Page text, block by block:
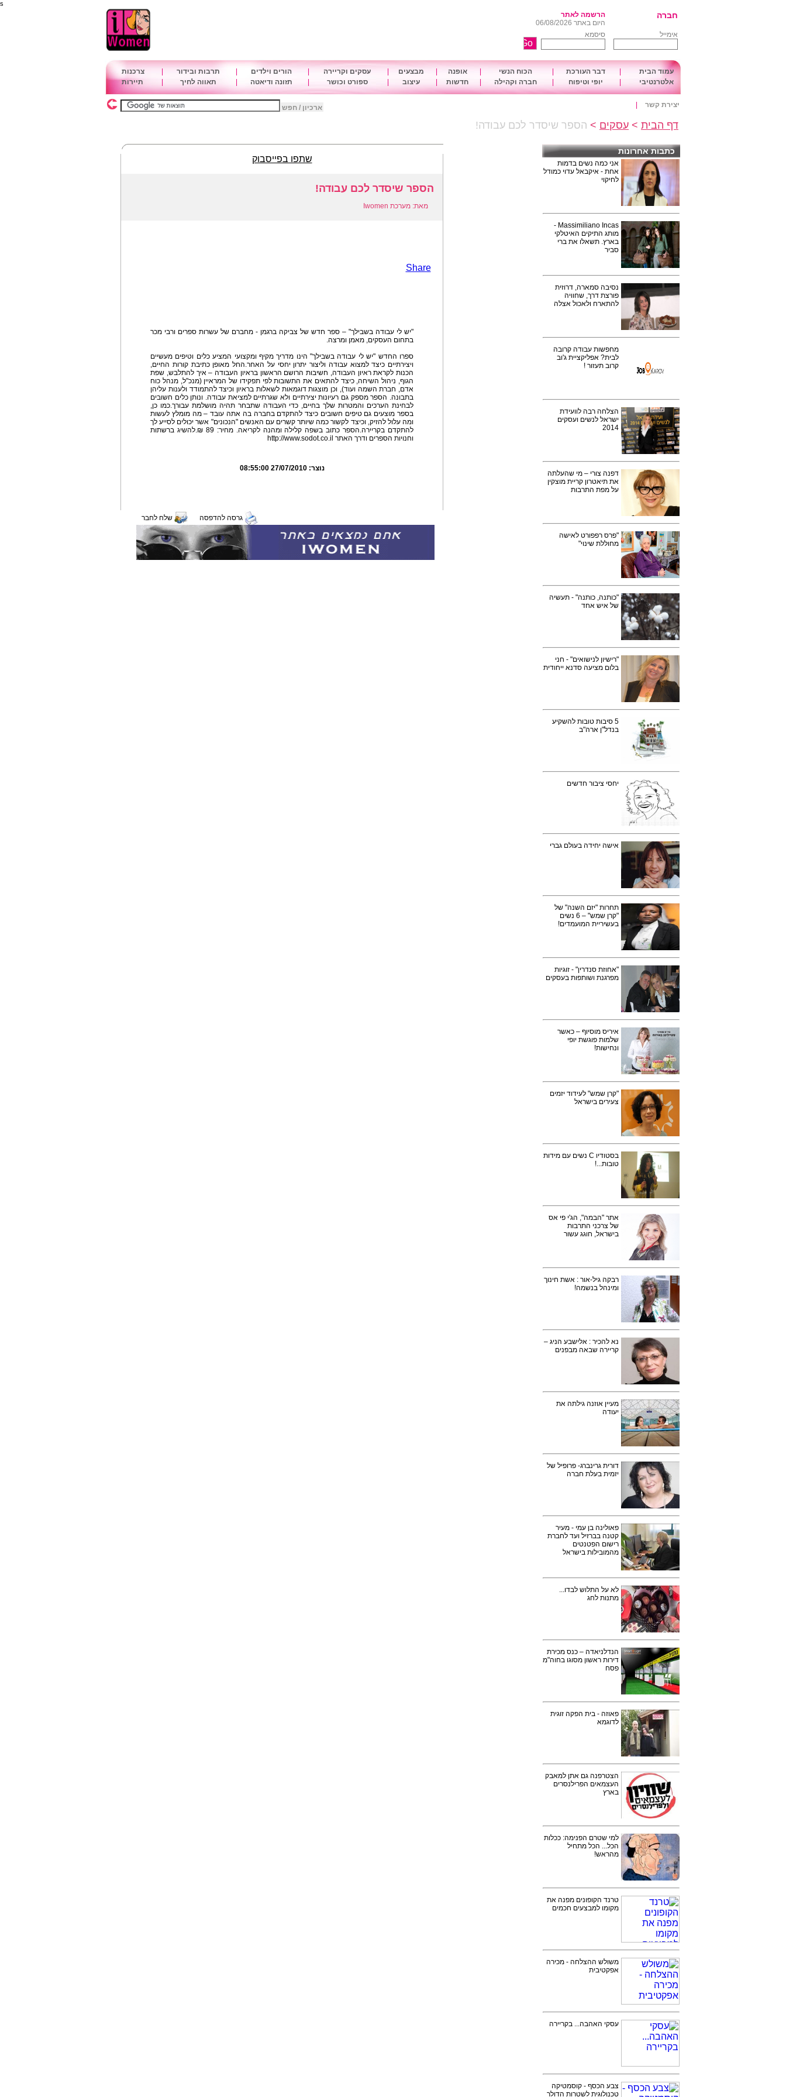
s
חברה
הרשמה לאתר
היום באתר 06/08/2026
אימייל
סיסמא
עמוד הבית דבר העורכת הכוח הנשי אופנה מבצעים עסקים וקריירה הורים וילדים תרבות ובידור
צרכנות
אלטרנטיבי
יופי וטיפוח חברה וקהילה חדשות עיצוב ספורט וכושר תזונה ודיאטה תאווה לחיך תיירות
יצירת קשר ארכיון / חפש
דף הבית > עסקים > הספר שיסדר לכם עבודה!
כתבות אחרונות
אני כמה נשים בדמות
אחת - איקבאל עדוי כמודל
לחיקוי
Massimiliano Incas -
מותג התיקים האיטלקי
בארץ. תשאלו את ברי
סביר
נסיבה סמארה, דרוזית
פורצת דרך, שחוויה
להתארח ולאכול אצלה
מחפשות עבודה קרובה
לבית? אפליקציית ג'וב
קרוב תעזור !
הצלחה רבה לוועידת
ישראל לנשים ועסקים
2014
דפנה צורי – מי שהעלתה
את תיאטרון קריית מוצקין
על מפת התרבות
"פרס רפפורט לאישה
מחוללת שינוי"
"כותנה, כותנה" - תעשיה
של איש אחד
"רישיון לנישואים" - חני
בלום מציעה סדנא ייחודית
5 סיבות טובות להשקיע
בנדל"ן ארה"ב
יחסי ציבור חדשים
אישה יחידה בעולם גברי
תחרות "יזם השנה" של
"קרן שמש" – 6 נשים
בעשיריית המועמדים!
"אחוזת סנדרין" - זוגיות
מפרגנת ושותפות בעסקים
איריס מוסיוף – כאשר
שלמות פוגשת יופי
ונחישות!
"קרן שמש" לעידוד יזמים
צעירים בישראל
בסטודיו C נשים עם מידות
טובות...!
אתר "הבמה", הג'י פי אס
של צרכני התרבות
בישראל, חוגג עשור
רבקה גיל-אור : אשת חינוך
ומינהל בנשמה!
נא להכיר : אלישבע הניג –
קריירה שבאה מבפנים
מעיין אוזנה גילתה את
יעודה
דורית גרינברג- פרופיל של
יזמית בעלת חברה
פאולינה בן עמי - מעיר
קטנה בברזיל ועד לחברת
רישום הפטנטים
מהמובילות בישראל
לא על התלוש לבדו...
מתנות לחג
הנדלניאדה – כנס מכירת
דירות ראשון מסוגו בחוה"מ
פסח
פאוזה - בית הפקה זוגית
לדוגמא
הצטרפנה גם אתן למאבק
העצמאים הפרילנסרים
בארץ
למי שטרם הפנימה: ככלות
הכל... הכל מתחיל
מהראש!
טרנד הקופונים מפנה את
מקומו למבצעים חכמים
משולש ההצלחה - מכירה
אפקטיבית
עסקי האהבה... בקריירה
צבע הכסף - קוסמטיקה
טכנולוגית לשטרות הדולר
שתפו בפייסבוק
הספר שיסדר לכם עבודה!
מאת: מערכת Iwomen
Share
"יש לי עבודה בשבילך" – ספר חדש של צביקה ברגמן - מחברם של עשרות ספרים ורבי מכר
בתחום העסקים, מאמן ומרצה.
ספרו החדש "יש לי עבודה בשבילך" הינו מדריך מקיף ומקצועי המציע כלים וטיפים מעשיים
ויצירתיים כיצד למצוא עבודה וליצור יתרון יחסי על האחר.החל מאופן כתיבת קורות החיים,
הכנות לקראת ראיון העבודה, חשיבות הרושם הראשון בראיון העבודה – איך להתלבש, שפת
הגוף, ניהול השיחה, כיצד להתאים את התשובות לפי תפקידו של המראיין (מנכ"ל, מנהל כוח
אדם, חברת השמה ועוד), וכן מוצגות דוגמאות לשאלות בראיון וכיצד להתמודד ולענות עליהן
בתבונה. הספר מספק גם רעיונות יצירתיים ולא שגרתיים למציאת עבודה. ונותן כלים חשובים
לבחינת הערכים והמטרות שלך בחיים, כדי העבודה שתבחר תהיה מושלמת עבורך.כמו כן,
בספר מוצעים גם טיפים חשובים כיצד להתקדם בחברה בה אתה עובד – מה מומלץ לעשות
ומה עלול להזיק, וכיצד לקשור כמה שיותר קשרים עם האנשים "הנכונים" אשר יכולים לסייע לך
להתקדם בקריירה.הספר כתוב בשפה קלילה ומהנה לקריאה. מחיר: 89 ₪.להשיג ברשתות
וחנויות הספרים ודרך האתר http://www.sodot.co.il
נוצר:27/07/2010 08:55:00
גרסה להדפסה שלח לחבר